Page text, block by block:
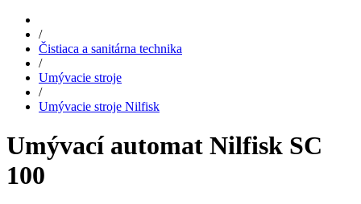
/
Čistiaca a sanitárna technika
/
Umývacie stroje
/
Umývacie stroje Nilfisk
Umývací automat Nilfisk SC
100